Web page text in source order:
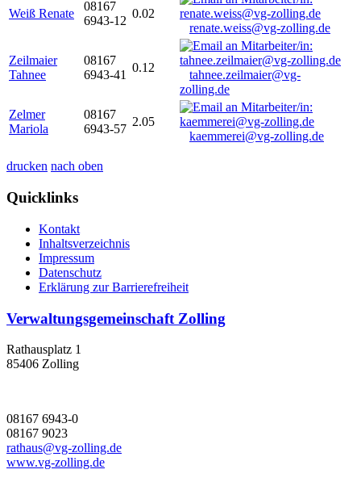
Weiß Renate
08167
6943-12
0.02
renate.weiss@vg-zolling.de
Zeilmaier
Tahnee
08167
6943-41
0.12
tahnee.zeilmaier@vg-
zolling.de
Zelmer
Mariola
08167
6943-57
2.05
kaemmerei@vg-zolling.de
drucken nach oben
Quicklinks
Kontakt
Inhaltsverzeichnis
Impressum
Datenschutz
Erklärung zur Barrierefreiheit
Verwaltungsgemeinschaft Zolling
Rathausplatz 1
85406 Zolling
08167 6943-0
08167 9023
rathaus@vg-zolling.de
www.vg-zolling.de